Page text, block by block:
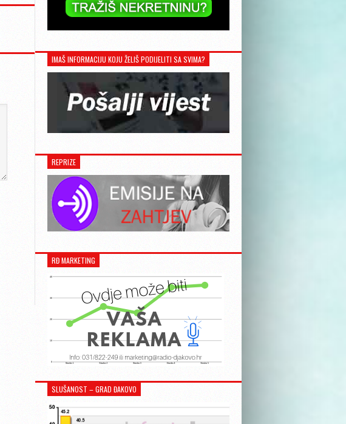
IMAŠ INFORMACIJU KOJU ŽELIŠ PODIJELITI SA SVIMA?
REPRIZE
RĐ MARKETING
SLUŠANOST – GRAD ĐAKOVO